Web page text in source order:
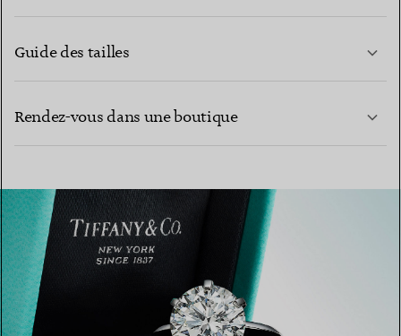
Guide des tailles
Rendez-vous dans une boutique
TROUVEZ LA BOUTIQUE LA PLUS PROCHE